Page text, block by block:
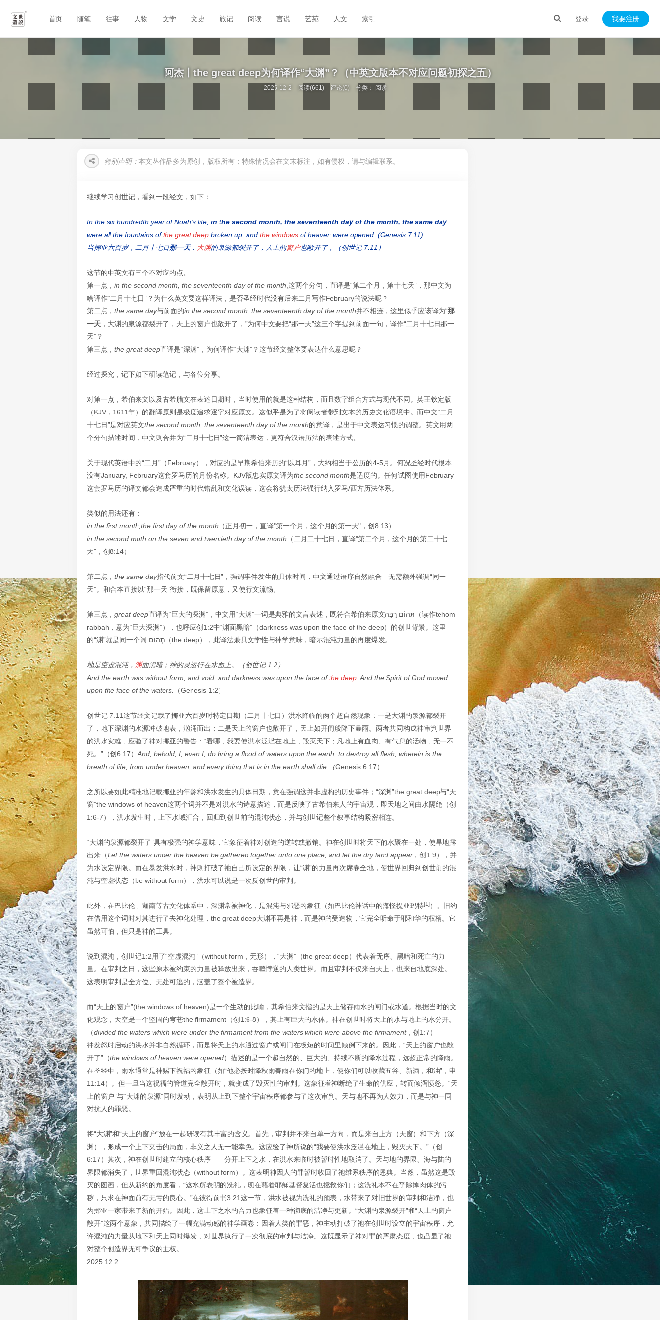
登录 我要注册
首页 随笔 往事 人物 文学 文史 旅记 阅读 言说 艺苑 人文 索引
​阿杰丨the great deep为何译作“大渊”？（中英文版本不对应问题初探之五）
2025-12-2 阅读(661) 评论(0) 分类：阅读
特别声明： 本文丛作品多为原创，版权所有；特殊情况会在文末标注，如有侵权，请与编辑联系。
继续学习创世记，看到一段经文，如下：
In the six hundredth year of Noah's life, in the second month, the seventeenth day of the month, the same day
were all the fountains ofthe great deep broken up, and the windows of heaven were opened. (Genesis 7:11)
当挪亚六百岁， 二月十七日那一天， 大渊的泉源都裂开了，天上的窗户也敞开了，（创世记 7:11）
这节的中英文有三个不对应的点。
第一点， in the second month, the seventeenth day of the month ,这两个分句，直译是“第二个月，第十七天”，那中文为
啥译作“二月十七日”？为什么英文要这样译法，是否圣经时代没有后来二月写作February的说法呢？
第二点， the same day与前面的in the second month, the seventeenth day of the month并不相连，这里似乎应该译为“那
一天 ，大渊的泉源都裂开了，天上的窗户也敞开了，”为何中文要把“那一天”这三个字提到前面一句，译作“二月十七日那一
天”？
第三点， the great deep直译是“深渊”，为何译作“大渊”？这节经文整体要表达什么意思呢？
经过探究，记下如下研读笔记，与各位分享。
对第一点， 希伯来文以及古希腊文在表述日期时，当时使用的就是这种结构，而且数字组合方式与现代不同。英王钦定版
（KJV，1611年）的翻译原则是极度追求逐字对应原文。这似乎是为了将阅读者带到文本的历史文化语境中。而中文“二月
十七日”是对应英文the second month, the seventeenth day of the month的意译，是出于中文表达习惯的调整。英文用两
个分句描述时间，中文则合并为“二月十七日”这一简洁表达，更符合汉语历法的表述方式。
关于现代英语中的“二月”（February），对应的是早期希伯来历的“以耳月”，大约相当于公历的4-5月。何况圣经时代根本
没有January, February这套罗马历的月份名称。KJV版忠实原文译为the second month是适度的。任何试图使用February
这套罗马历的译文都会造成严重的时代错乱和文化误读，这会将犹太历法强行纳入罗马/西方历法体系。
类似的用法还有：
in the first month,the first day of the month （正月初一，直译"第一个月，这个月的第一天"，创8:13）
in the second moth,on the seven and twentieth day of the month （二月二十七日，直译"第二个月，这个月的第二十七
天"，创8:14）
第二点， the same day指代前文“二月十七日”，强调事件发生的具体时间，中文通过语序自然融合，无需额外强调“同一
天”。和合本直接以“那一天”衔接，既保留原意，又使行文流畅。
第三点， great deep直译为“巨大的深渊”，中文用“大渊”一词是典雅的文言表述，既符合希伯来原文תְּהוֹם רַבָּה（读作tehom
rabbah，意为“巨大深渊”），也呼应创1:2中“渊面黑暗”（darkness was upon the face of the deep）的创世背景。这里
的“渊”就是同一个词 תְּהוֹם（the deep），此译法兼具文学性与神学意味，暗示混沌力量的再度爆发。
地是空虚混沌， 渊面黑暗；神的灵运行在水面上。（创世记 1:2）
And the earth was without form, and void; and darkness was upon the face ofthe deep. And the Spirit of God moved
upon the face of the waters.
（Genesis 1:2）
创世记 7:11这节经文记载了挪亚六百岁时特定日期（二月十七日）洪水降临的两个超自然现象：一是大渊的泉源都裂开
了，地下深渊的水源冲破地表，汹涌而出；二是天上的窗户也敞开了，天上如开闸般降下暴雨。两者共同构成神审判世界
的洪水灾难，应验了神对挪亚的警告：“看哪，我要使洪水泛滥在地上，毁灭天下；凡地上有血肉、有气息的活物，无一不
死。”（创6:17） And, behold, I, even I, do bring a flood of waters upon the earth, to destroy all flesh, wherein is the
breath of life, from under heaven; and every thing that is in the earth shall die.（Genesis 6:17）
之所以要如此精准地记载挪亚的年龄和洪水发生的具体日期，意在强调这并非虚构的历史事件；“深渊”the great deep与“天
窗”the windows of heaven这两个词并不是对洪水的诗意描述，而是反映了古希伯来人的宇宙观，即天地之间由水隔绝（创
1:6-7），洪水发生时，上下水域汇合，回归到创世前的混沌状态，并与创世记整个叙事结构紧密相连。
“大渊的泉源都裂开了”具有极强的神学意味，它象征着神对创造的逆转或撤销。神在创世时将天下的水聚在一处，使旱地露
出来（Let the waters under the heaven be gathered together unto one place, and let the dry land appear ，创1:9），并
为水设定界限。而在暴发洪水时，神则打破了祂自己所设定的界限，让“渊”的力量再次席卷全地，使世界回归到创世前的混
沌与空虚状态（be without form），洪水可以说是一次反创世的审判。
此外，在巴比伦、迦南等古文化体系中，深渊常被神化，是混沌与邪恶的象征（如巴比伦神话中的海怪提亚玛特[1]）。旧约
在借用这个词时对其进行了去神化处理，the great deep大渊不再是神，而是神的受造物，它完全听命于耶和华的权柄。它
虽然可怕，但只是神的工具。
说到混沌，创世记1:2用了“空虚混沌”（without form，无形），“大渊”（the great deep）代表着无序、黑暗和死亡的力
量。在审判之日，这些原本被约束的力量被释放出来，吞噬悖逆的人类世界。而且审判不仅来自天上，也来自地底深处。
这表明审判是全方位、无处可逃的，涵盖了整个被造界。
而“天上的窗户”(the windows of heaven)是一个生动的比喻，其希伯来文指的是天上储存雨水的闸门或水道。根据当时的文
化观念，天空是一个坚固的穹苍the firmament（创1:6-8），其上有巨大的水体。神在创世时将天上的水与地上的水分开。
（divided the waters which were under the firmament from the waters which were above the firmament，创1:7）
神发怒时启动的洪水并非自然循环，而是将天上的水通过窗户或闸门在极短的时间里倾倒下来的。因此，“天上的窗户也敞
开了”（the windows of heaven were opened）描述的是一个超自然的、巨大的、持续不断的降水过程，远超正常的降雨。
在圣经中，雨水通常是神赐下祝福的象征（如“他必按时降秋雨春雨在你们的地上，使你们可以收藏五谷、新酒，和油”，申
11:14）。但一旦当这祝福的管道完全敞开时，就变成了毁灭性的审判。这象征着神断绝了生命的供应，转而倾泻愤怒。“天
上的窗户”与“大渊的泉源”同时发动，表明从上到下整个宇宙秩序都参与了这次审判。天与地不再为人效力，而是与神一同
对抗人的罪恶。
将“大渊”和“天上的窗户”放在一起研读有其丰富的含义。首先，审判并不来自单一方向，而是来自上方（天窗）和下方（深
渊），形成一个上下夹击的局面，非义之人无一能幸免。这应验了神所说的“我要使洪水泛滥在地上，毁灭天下。”（创
6:17）其次，神在创世时建立的核心秩序——分开上下之水，在洪水来临时被暂时性地取消了。天与地的界限、海与陆的
界限都消失了，世界重回混沌状态（without form）。这表明神因人的罪暂时收回了祂维系秩序的恩典。当然，虽然这是毁
灭的图画，但从新约的角度看，“这水所表明的洗礼，现在藉着耶稣基督复活也拯救你们；这洗礼本不在乎除掉肉体的污
秽，只求在神面前有无亏的良心。”在彼得前书3:21这一节，洪水被视为洗礼的预表，水带来了对旧世界的审判和洁净，也
为挪亚一家带来了新的开始。因此，这上下之水的合力也象征着一种彻底的洁净与更新。“大渊的泉源裂开”和“天上的窗户
敞开”这两个意象，共同描绘了一幅充满动感的神学画卷：因着人类的罪恶，神主动打破了祂在创世时设立的宇宙秩序，允
许混沌的力量从地下和天上同时爆发，对世界执行了一次彻底的审判与洁净。这既显示了神对罪的严肃态度，也凸显了祂
对整个创造界无可争议的主权。
2025.12.2